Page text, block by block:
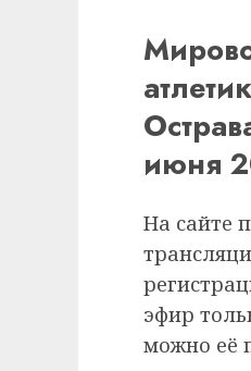
июня
На сайте
эфир
можно её